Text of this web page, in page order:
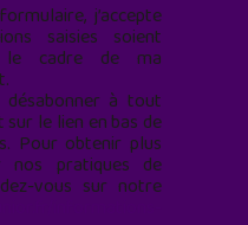
j’accepte
saisies soient
le cadre de ma
à tout
le lien en bas de
Pour obtenir plus
nos pratiques de
vous sur notre